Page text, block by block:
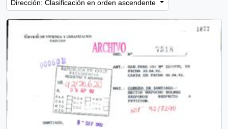
Dirección: Clasificación en orden ascendente